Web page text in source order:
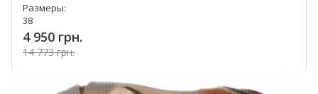
Размеры:
38
4 950 грн.
14 773 грн.